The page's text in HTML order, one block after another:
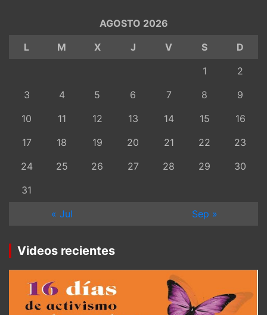
AGOSTO 2026
L
M X J V S
D
1
2
3
4 5 6 7 8
9
10
11 12 13 14 15
16
17
18 19 20 21 22
23
24
25 26 27 28 29
30
31
« Jul
Sep »
Videos recientes